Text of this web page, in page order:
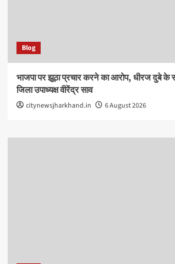
Blog
भाजपा पर झूठा प्रचार करने का आरोप, धीरज दुबे के
जिला उपाध्यक्ष वीरेंद्र साव
citynewsjharkhand.in 6 August 2026